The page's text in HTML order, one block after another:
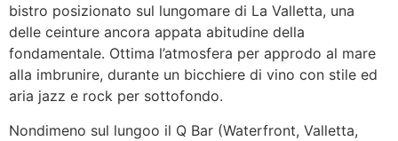
bistro posizionato sul lungomare di La Valletta, una
delle ceinture ancora appata abitudine della
fondamentale. Ottima l’atmosfera per approdo al mare
alla imbrunire, durante un bicchiere di vino con stile ed
aria jazz e rock per sottofondo.
Nondimeno sul lungoo il Q Bar (Waterfront, Valletta,